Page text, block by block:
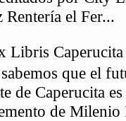
el Fer...
Libris
que el
de Caperucita
de Milenio